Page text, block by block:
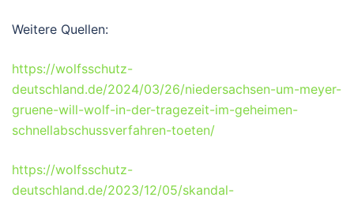
Weitere Quellen:
https://wolfsschutz-
deutschland.de/2024/03/26/niedersachsen-um-meyer-
gruene-will-wolf-in-der-tragezeit-im-geheimen-
schnellabschussverfahren-toeten/
https://wolfsschutz-
deutschland.de/2023/12/05/skandal-